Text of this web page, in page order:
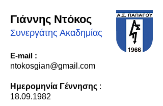
Γιάννης Ντόκος
Συνεργάτης Ακαδημίας
E-mail :
ntokosgian@gmail.com
Ημερομηνία Γέννησης :
18.09.1982